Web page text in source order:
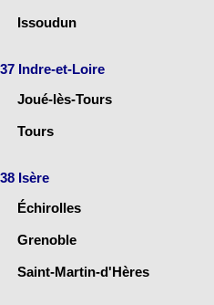
Issoudun
37 Indre-et-Loire
Joué-lès-Tours
Tours
38 Isère
Échirolles
Grenoble
Saint-Martin-d'Hères